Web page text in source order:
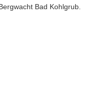
Bad Kohlgrub.